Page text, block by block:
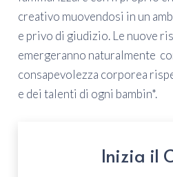
creativo muovendosi in un
e privo di giudizio. Le nuove
emergeranno naturalmente
consapevolezza corporea
e dei talenti di ogni bambin*.
Inizia il